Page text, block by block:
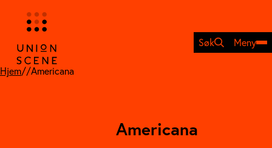
innhold
Søk
Meny
Hjem//Americana
Americana